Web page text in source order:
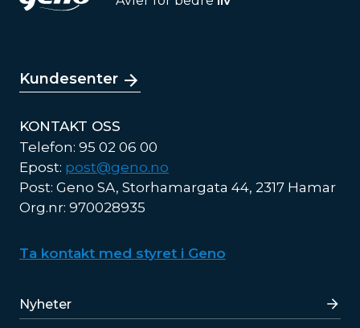
Kundesenter
KONTAKT OSS
Telefon: 95 02 06 00
Epost: post@geno.no
Post: Geno SA, Storhamargata 44, 2317 Hamar
Org.nr: 970028935
Ta kontakt med styret i Geno
Lenker
Nyheter